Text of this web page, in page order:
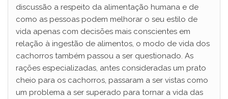
discussão a respeito da alimentação humana e de
como as pessoas podem melhorar o seu estilo de
vida apenas com decisões mais conscientes em
relação à ingestão de alimentos, o modo de vida dos
cachorros também passou a ser questionado. As
rações especializadas, antes consideradas um prato
cheio para os cachorros, passaram a ser vistas como
um problema a ser superado para tornar a vida das